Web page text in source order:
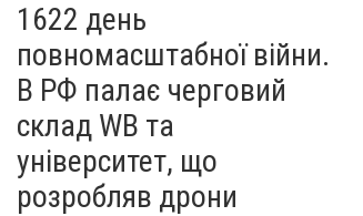
1622 день
повномасштабної війни.
В РФ палає черговий
склад WB та
університет, що
розробляв дрони